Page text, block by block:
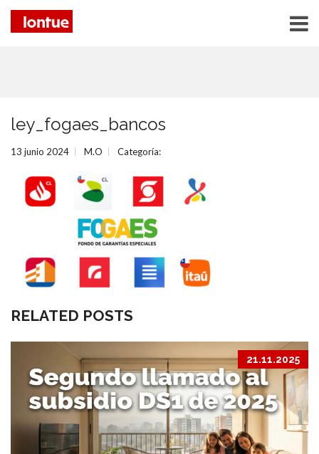
ley_fogaes_bancos
13 junio 2024 M.O Categoría:
RELATED POSTS
21.11.2025